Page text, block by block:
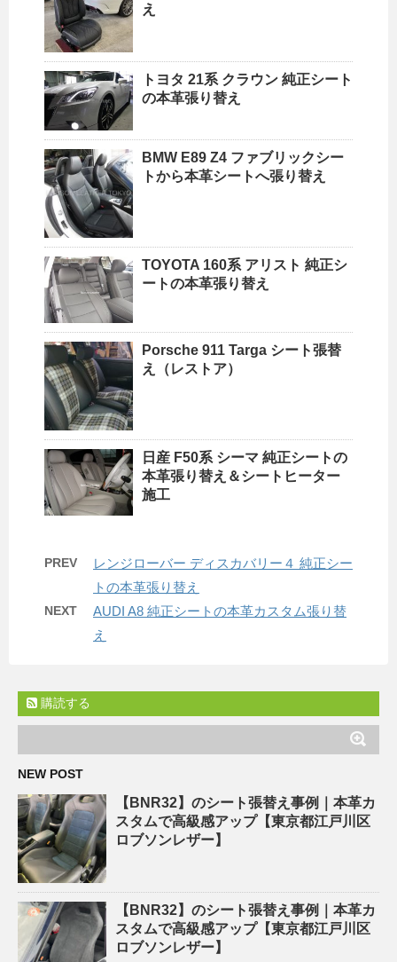
え
トヨタ 21系 クラウン 純正シート
の本革張り替え
BMW E89 Z4 ファブリックシー
トから本革シートへ張り替え
TOYOTA 160系 アリスト 純正シ
ートの本革張り替え
Porsche 911 Targa シート張替
え（レストア）
日産 F50系 シーマ 純正シートの
本革張り替え＆シートヒーター
施工
PREV
レンジローバー ディスカバリー４ 純正シー
トの本革張り替え
NEXT
AUDI A8 純正シートの本革カスタム張り替
え
購読する
NEW POST
【BNR32】のシート張替え事例｜本革カ
スタムで高級感アップ【東京都江戸川区
ロブソンレザー】
【BNR32】のシート張替え事例｜本革カ
スタムで高級感アップ【東京都江戸川区
ロブソンレザー】